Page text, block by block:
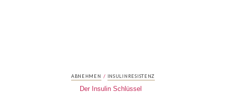
ABNEHMEN / INSULINRESISTENZ
Der Insulin Schlüssel